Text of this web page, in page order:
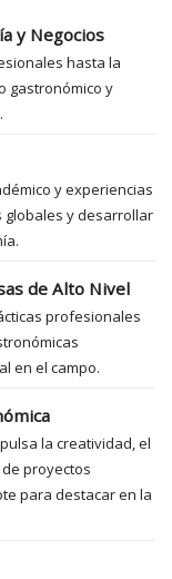
y Negocios
hasta la
gastronómico y
y experiencias
y desarrollar
de Alto Nivel
profesionales
en el campo.
la creatividad, el
proyectos
para destacar en la